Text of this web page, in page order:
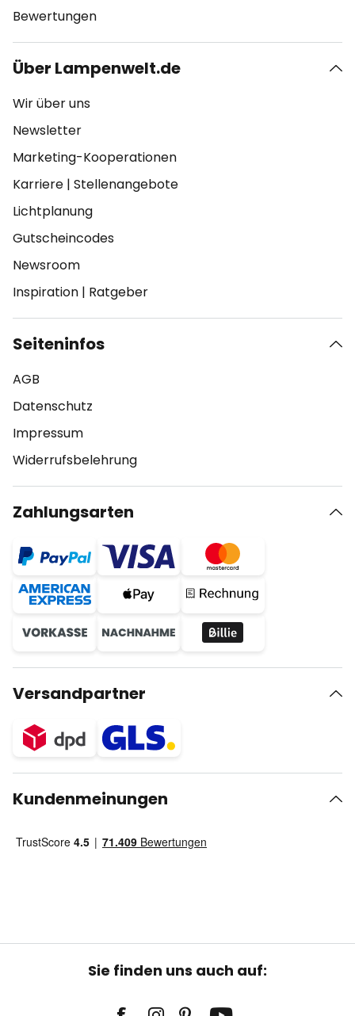
Bewertungen
Über Lampenwelt.de
Wir über uns
Newsletter
Marketing-Kooperationen
Karriere | Stellenangebote
Lichtplanung
Gutscheincodes
Newsroom
Inspiration | Ratgeber
Seiteninfos
AGB
Datenschutz
Impressum
Widerrufsbelehrung
Zahlungsarten
Versandpartner
Kundenmeinungen
Sie finden uns auch auf: